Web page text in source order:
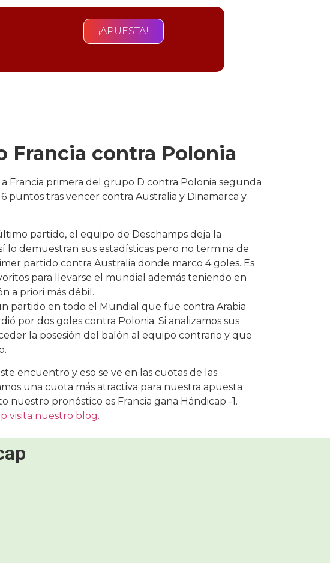
¡APUESTA!
Francia contra Polonia
Francia primera del grupo D contra Polonia segunda
puntos tras vencer contra Australia y Dinamarca y
partido, el equipo de Deschamps deja la
lo demuestran sus estadísticas pero no termina de
partido contra Australia donde marco 4 goles. Es
para llevarse el mundial además teniendo en
a priori más débil.
partido en todo el Mundial que fue contra Arabia
por dos goles contra Polonia. Si analizamos sus
la posesión del balón al equipo contrario y que
encuentro y eso se ve en las cuotas de las
una cuota más atractiva para nuestra apuesta
pronóstico es Francia gana Hándicap -1.
visita nuestro blog.